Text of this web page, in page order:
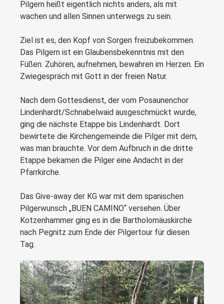
Pilgern heißt eigentlich nichts anders, als mit
wachen und allen Sinnen unterwegs zu sein.
Ziel ist es, den Kopf von Sorgen freizubekommen.
Das Pilgern ist ein Glaubensbekenntnis mit den
Füßen. Zuhören, aufnehmen, bewahren im Herzen. Ein
Zwiegespräch mit Gott in der freien Natur.
Nach dem Gottesdienst, der vom Posaunenchor
Lindenhardt/Schnabelwaid ausgeschmückt wurde,
ging die nächste Etappe bis Lindenhardt. Dort
bewirtete die Kirchengemeinde die Pilger mit dem,
was man brauchte. Vor dem Aufbruch in die dritte
Etappe bekamen die Pilger eine Andacht in der
Pfarrkirche.
Das Give-away der KG war mit dem spanischen
Pilgerwunsch „BUEN CAMINO“ versehen. Über
Kotzenhammer ging es in die Bartholomäuskirche
nach Pegnitz zum Ende der Pilgertour für diesen
Tag.